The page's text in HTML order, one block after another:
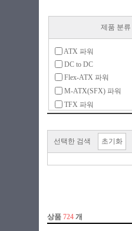
제품 분류
ATX 파워
DC to DC
Flex-ATX 파워
M-ATX(SFX) 파워
TFX 파워
리던던트
서버용 파워
선택한 검색 초기화